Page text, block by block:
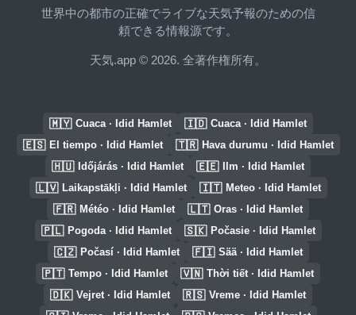
世界中の都市の正確でライブな天気予報のための信
頼できる情報源です。
天気.app © 2026. 全著作権所有。
🇲🇾 Cuaca · Idid Hamlet 🇮🇩 Cuaca · Idid Hamlet
🇪🇸 El tiempo · Idid Hamlet 🇹🇷 Hava durumu · Idid Hamlet
🇭🇺 Időjárás · Idid Hamlet 🇪🇪 Ilm · Idid Hamlet
🇱🇻 Laikapstākļi · Idid Hamlet 🇮🇹 Meteo · Idid Hamlet
🇫🇷 Météo · Idid Hamlet 🇱🇹 Oras · Idid Hamlet
🇵🇱 Pogoda · Idid Hamlet 🇸🇰 Počasie · Idid Hamlet
🇨🇿 Počasí · Idid Hamlet 🇫🇮 Sää · Idid Hamlet
🇵🇹 Tempo · Idid Hamlet 🇻🇳 Thời tiết · Idid Hamlet
🇩🇰 Vejret · Idid Hamlet 🇷🇸 Vreme · Idid Hamlet